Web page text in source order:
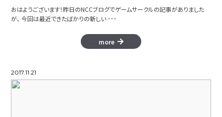
おはようございます！昨日のNCCブログでゲームサークルの記事がありました
が、 今回は最近できたばかりの新しい ･･･
more
2017.11.21